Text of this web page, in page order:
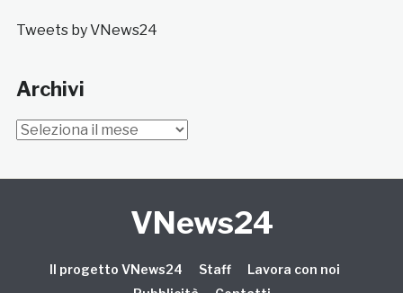
Tweets by VNews24
Archivi
Archivi
VNews24
Il progetto VNews24 Staff
Lavora con noi